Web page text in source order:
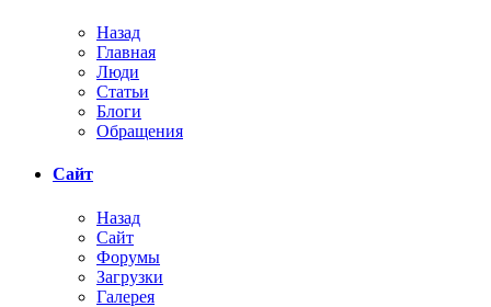
Назад
Главная
Люди
Статьи
Блоги
Обращения
Сайт
Назад
Сайт
Форумы
Загрузки
Галерея